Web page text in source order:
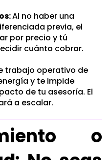
Al no haber una
previa, el
por precio y tú
cuánto cobrar.
trabajo operativo de
y te impide
de tu asesoría. El
a escalar.
o